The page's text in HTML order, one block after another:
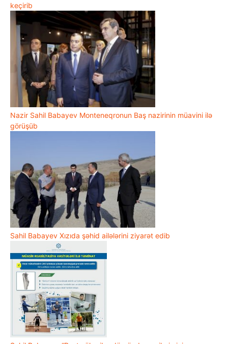
keçirib
Nazir Sahil Babayev Monteneqronun Baş nazirinin müavini ilə
görüşüb
Sahil Babayev Xızıda şəhid ailələrini ziyarət edib